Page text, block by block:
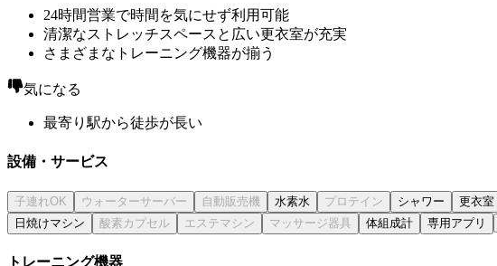
24時間営業で時間を気にせず利用可能
清潔なストレッチスペースと広い更衣室が充実
さまざまなトレーニング機器が揃う
気になる
最寄り駅から徒歩が長い
設備・サービス
水素水 シャワー
更衣室
日焼けマシン
体組成計 専用アプリ
トレーニング機器